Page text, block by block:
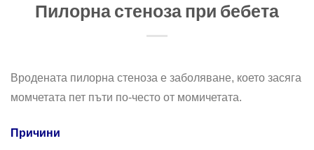
Пилорна стеноза при бебета
Вродената пилорна стеноза е заболяване, което засяга
момчетата пет пъти по-често от мо­мичетата.
Причини